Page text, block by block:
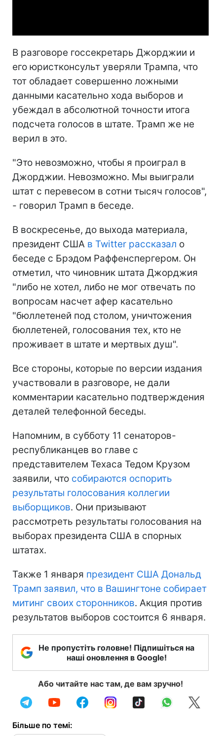
В разговоре госсекретарь Джорджии и
его юристконсульт уверяли Трампа, что
тот обладает совершенно ложными
данными касательно хода выборов и
убеждал в абсолютной точности итога
подсчета голосов в штате. Трамп же не
верил в это.
"Это невозможно, чтобы я проиграл в
Джорджии. Невозможно. Мы выиграли
штат с перевесом в сотни тысяч голосов",
- говорил Трамп в беседе.
В воскресенье, до выхода материала,
президент США в Twitter рассказал о
беседе с Брэдом Раффенспергером. Он
отметил, что чиновник штата Джорджия
"либо не хотел, либо не мог отвечать по
вопросам насчет афер касательно
"бюллетеней под столом, уничтожения
бюллетеней, голосования тех, кто не
проживает в штате и мертвых душ".
Все стороны, которые по версии издания
участвовали в разговоре, не дали
комментарии касательно подтверждения
деталей телефонной беседы.
Напомним, в субботу 11 сенаторов-
республиканцев во главе с
представителем Техаса Тедом Крузом
заявили, что собираются оспорить
результаты голосования коллегии
выборщиков. Они призывают
рассмотреть результаты голосования на
выборах президента США в спорных
штатах.
Также 1 января президент США Дональд
Трамп заявил, что в Вашингтоне собирает
митинг своих сторонников. Акция против
результатов выборов состоится 6 января.
Не пропустіть головне! Підпишіться на
наші оновлення в Google!
Або читайте нас там, де вам зручно!
Більше по темі: